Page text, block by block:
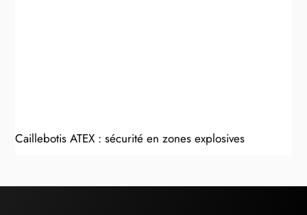
Caillebotis ATEX : sécurité en zones explosives